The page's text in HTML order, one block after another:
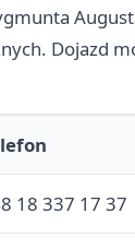
Dojazd
18 337 17 37